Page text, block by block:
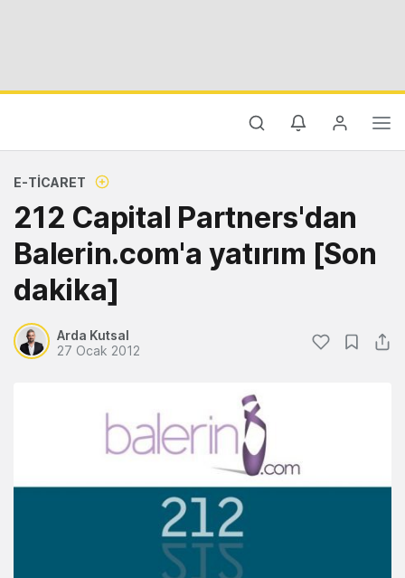
E-TICARET
212 Capital Partners'dan
Balerin.com'a yatırım [Son
dakika]
Arda Kutsal
27 Ocak 2012